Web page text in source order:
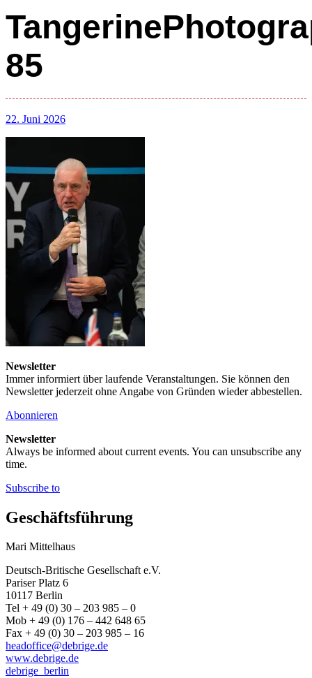
85
22. Juni 2026
Newsletter
Immer informiert über laufende Veranstaltungen. Sie können den
Newsletter jederzeit ohne Angabe von Gründen wieder abbestellen.
Abonnieren
Newsletter
Always be informed about current events. You can unsubscribe any
time.
Subscribe to
Geschäftsführung
Mari Mittelhaus
Deutsch-Britische Gesellschaft e.V.
Pariser Platz 6
10117 Berlin
Tel + 49 (0) 30 – 203 985 – 0
Mob + 49 (0) 176 – 442 648 65
Fax + 49 (0) 30 – 203 985 – 16
headoffice@debrige.de
www.debrige.de
debrige_berlin